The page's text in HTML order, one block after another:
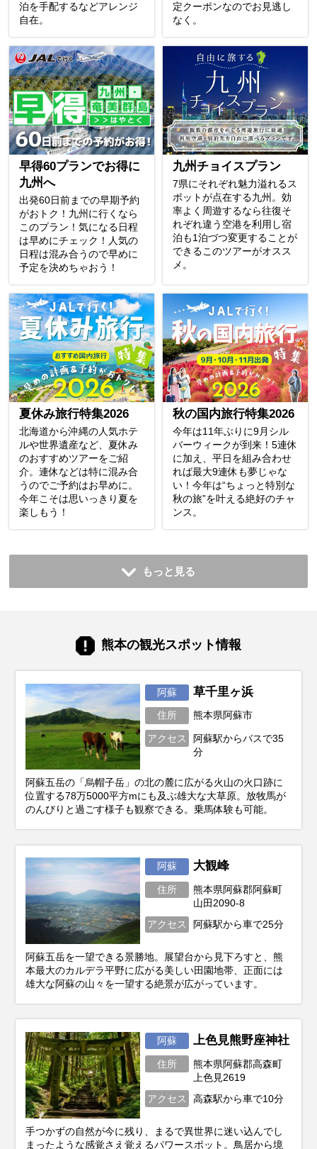
泊を手配するなどアレンジ
自在。
定クーポンなのでお見逃し
なく。
早得60プランでお得に
九州へ
出発60日前までの早期予約
がおトク！九州に行くなら
このプラン！気になる日程
は早めにチェック！人気の
日程は混み合うので早めに
予定を決めちゃおう！
九州チョイスプラン
7県にそれぞれ魅力溢れるス
ポットが点在する九州。効
率よく周遊するなら往復そ
れぞれ違う空港を利用し宿
泊も1泊づつ変更することが
できるこのツアーがオスス
メ。
夏休み旅行特集2026
北海道から沖縄の人気ホテ
ルや世界遺産など、夏休み
のおすすめツアーをご紹
介。連休などは特に混み合
うのでご予約はお早めに。
今年こそは思いっきり夏を
楽しもう！
秋の国内旅行特集2026
今年は11年ぶりに9月シル
バーウィークが到来！5連休
に加え、平日を組み合わせ
れば最大9連休も夢じゃな
い！今年は“ちょっと特別な
秋の旅”を叶える絶好のチャ
ンス。
もっと見る
熊本の観光スポット情報
阿蘇 草千里ヶ浜
住所 熊本県阿蘇市
アクセス
阿蘇駅からバスで35
分
阿蘇五岳の「烏帽子岳」の北の麓に広がる火山の火口跡に
位置する78万5000平方mにも及ぶ雄大な大草原。放牧馬が
のんびりと過ごす様子も観察できる。乗馬体験も可能。
阿蘇 大観峰
住所
熊本県阿蘇郡阿蘇町
山田2090-8
アクセス
阿蘇駅から車で25分
阿蘇五岳を一望できる景勝地。展望台から見下ろすと、熊
本最大のカルデラ平野に広がる美しい田園地帯、正面には
雄大な阿蘇の山々を一望する絶景が広がっています。
阿蘇 上色見熊野座神社
住所
熊本県阿蘇郡高森町
上色見2619
アクセス
高森駅から車で10分
手つかずの自然が今に残り、まるで異世界に迷い込んでし
まったような感覚さえ覚えるパワースポット。鳥居から境